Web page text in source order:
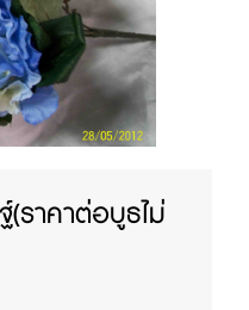
(ราคาต่อบูธไม่